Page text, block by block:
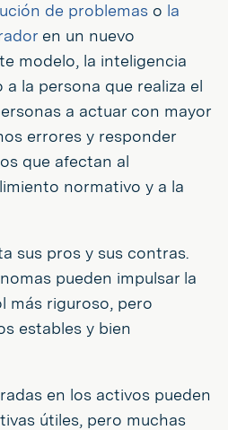
de problemas o la
en un nuevo
modelo, la inteligencia
la persona que realiza el
a actuar con mayor
errores y responder
que afectan al
normativo y a la
sus pros y sus contras.
pueden impulsar la
más riguroso, pero
estables y bien
en los activos pueden
útiles, pero muchas